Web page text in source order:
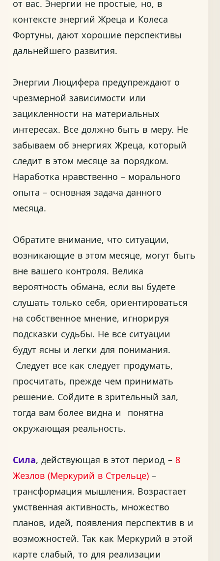
от вас. Энергии не простые, но, в
контексте энергий Жреца и Колеса
Фортуны, дают хорошие перспективы
дальнейшего развития.
Энергии Люцифера предупреждают о
чрезмерной зависимости или
зацикленности на материальных
интересах. Все должно быть в меру. Не
забываем об энергиях Жреца, который
следит в этом месяце за порядком.
Наработка нравственно – морального
опыта – основная задача данного
месяца.
Обратите внимание, что ситуации,
возникающие в этом месяце, могут быть
вне вашего контроля. Велика
вероятность обмана, если вы будете
слушать только себя, ориентироваться
на собственное мнение, игнорируя
подсказки судьбы. Не все ситуации
будут ясны и легки для понимания.
Следует все как следует продумать,
просчитать, прежде чем принимать
решение. Сойдите в зрительный зал,
тогда вам более видна и понятна
окружающая реальность.
Сила, действующая в этот период – 8
Жезлов (Меркурий в Стрельце) –
трансформация мышления. Возрастает
умственная активность, множество
планов, идей, появления перспектив в и
возможностей. Так как Меркурий в этой
карте слабый, то для реализации